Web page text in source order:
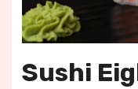
Sushi